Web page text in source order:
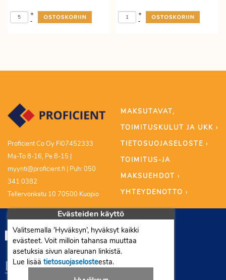
-
+
-
+
Proficient Co Oy FI07452333
Ma-To 8-16, Pe 8-15 |
myynti@proficient.fi | Puh: 050
341 0382
Tellervonkatu 10 70500 Kuopio
MAKSUTAVAT,
TOIMITUSKULUT JA UKK ›
TIETOSUOJASELOSTE ›
TOIMITUS-JA
MAKSUEHDOT ›
YHTEYDENOTTO ›
Evästeiden käyttö
Valitsemalla ’Hyväksyn’, hyväksyt kaikki
evästeet. Voit milloin tahansa muuttaa
asetuksia sivun alareunan linkistä.
Lue lisää tietosuojaselosteesta.